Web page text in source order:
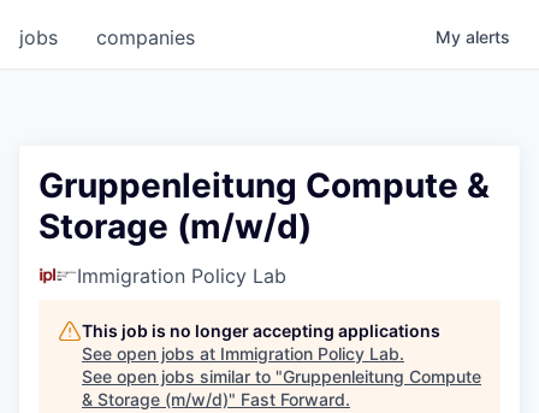
jobs companies My alerts
Gruppenleitung Compute &
Storage (m/w/d)
Immigration Policy Lab
This job is no longer accepting applications
See open jobs at Immigration Policy Lab.
See open jobs similar to "Gruppenleitung Compute
& Storage (m/w/d)" Fast Forward.